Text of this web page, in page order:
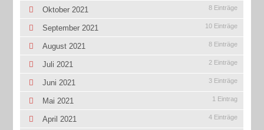
Oktober 2021 8 Einträge
September 2021 10 Einträge
August 2021 8 Einträge
Juli 2021 2 Einträge
Juni 2021 3 Einträge
Mai 2021 1 Eintrag
April 2021 4 Einträge